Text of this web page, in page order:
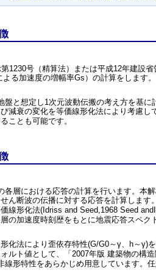
1230号（精算法）または平成12年建設
る加速度の増幅率Gs）の計算をします。
盤と想定し1次元波動伝搬の考え方を基に
減衰の変化を等価線形化法により考慮し
ことも可能です。
各層における応答の計算を行います。本
ん断波の伝播に対する応答を計算します
線形化法(Idriss and Seed,1968 Seed
の加速度時刻歴をもとに地震応答スペク
化法により歪依存特性(G/G0～γ、h～γ)
ルト値として、「2007年版 建築物の構
線形特性をあらかじめ用意しています。